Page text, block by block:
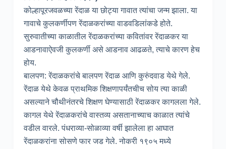
कोल्हापूरजवळच्या रेंदाळ या छोट्या गावात त्यांचा जन्म झाला. या
गावाचे कुलकर्णीपण रेंदाळकरांच्या वाडवडिलांकडे होते.
सुरुवातीच्या काळातील रेंदाळकरांच्या कवितांवर रेंदाळकर या
आडनावाऐवजी कुलकर्णी असे आडनाव आढळते, त्याचे कारण हेच
होय.
बालपण: रेंदाळकरांचे बालपण रेंदाळ आणि कुरुंदवाड येथे गेले.
रेंदाळ येथे केवळ प्राथमिक शिक्षणापर्यंतचीच सोय त्या काळी
असल्याने चौथीनंतरचे शिक्षण घेण्यासाठी रेंदाळकर कागलला गेले.
कागल येथे रेंदाळकरांचे वास्तव्य असतानाच्याच काळात त्यांचे
वडील वारले. पंधराव्या-सोळाव्या वर्षी झालेला हा आघात
रेंदाळकरांना सोसणे फार जड गेले. नोकरी १९०५ मध्ये